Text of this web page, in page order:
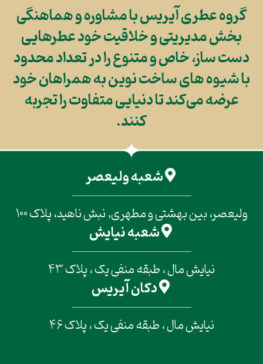
گروه عطری آیریس با مشاوره و هماهنگی
بخش مدیریتی و خلاقیت خود عطرهایی
دست ساز، خاص و متنوع را در تعداد محدود
با شیوه های ساخت نوین به همراهان خود
عرضه می‌کند تا دنیایی متفاوت را تجربه
کنند.
شعبه ولیعصر
ولیعصر، بین بهشتی و مطهری, نبش ناهید، پلاک 100
شعبه نیایش
نیایش مال ، طبقه منفی یک ، پلاک 43
دکان آیریس
نیایش مال ، طبقه منفی یک ، پلاک 46